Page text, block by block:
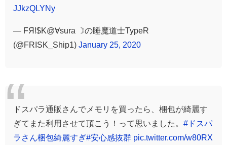
JJkzQLYNy
— FЯ!$K@∀sura ☽の睡魔道士TypeR
(@FRISK_Ship1) January 25, 2020
ドスパラ通販さんでメモリを買ったら、梱包が綺麗す
ぎてまた利用させて頂こう！って思いました。 #ドスパ
ラさん梱包綺麗すぎ#安心感抜群 pic.twitter.com/w80RX